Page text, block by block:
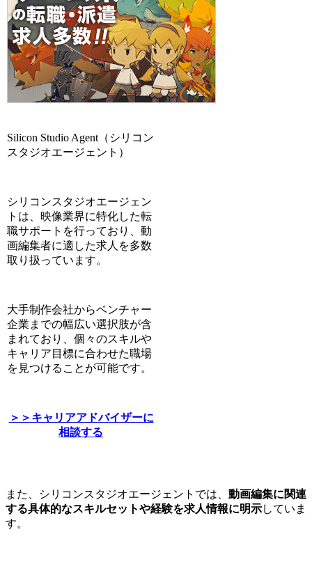
Silicon Studio Agent（シリコン
スタジオエージェント）
シリコンスタジオエージェン
トは、映像業界に特化した転
職サポートを行っており、動
画編集者に適した求人を多数
取り扱っています。
大手制作会社からベンチャー
企業までの幅広い選択肢が含
まれており、個々のスキルや
キャリア目標に合わせた職場
を見つけることが可能です。
＞＞キャリアアドバイザーに
相談する
また、シリコンスタジオエージェントでは、 動画編集に関連
する具体的なスキルセットや経験を求人情報に明示していま
す。